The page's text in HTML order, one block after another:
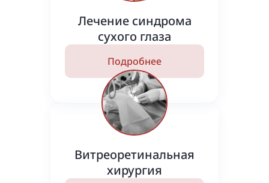
Лечение синдрома
сухого глаза
Подробнее
Витреоретинальная
хирургия